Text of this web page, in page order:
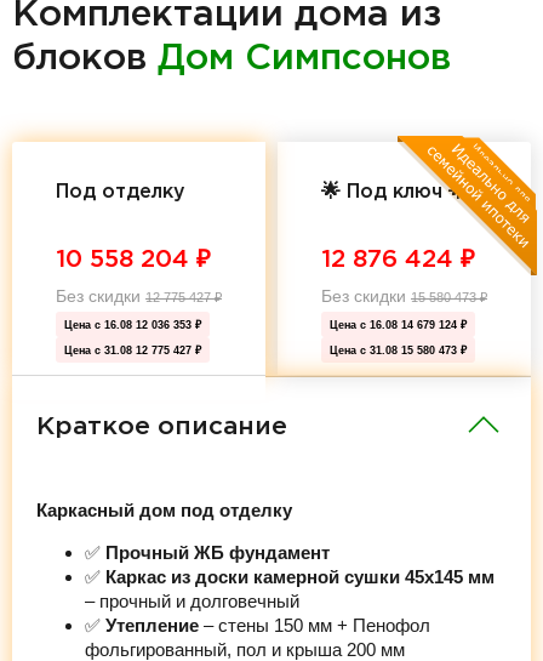
Комплектации дома из
блоков Дом Симпсонов
Под отделку
10 558 204 ₽
Без скидки 12 775 427₽
Цена с 16.08 12 036 353 ₽
Цена с 31.08 12 775 427 ₽
🌟 Под ключ 🌟
12 876 424 ₽
Без скидки 15 580 473₽
Цена с 16.08 14 679 124 ₽
Цена с 31.08 15 580 473 ₽
Краткое описание
Каркасный дом под отделку
✅ Прочный ЖБ фундамент
✅ Каркас из доски камерной сушки 45х145 мм
– прочный и долговечный
✅ Утепление – стены 150 мм + Пенофол
фольгированный, пол и крыша 200 мм